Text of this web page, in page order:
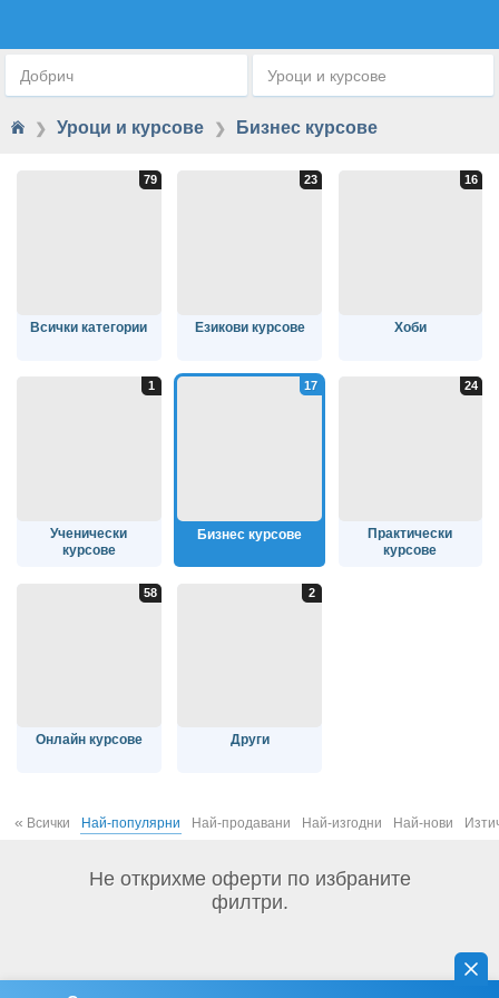
Добрич Уроци и курсове
❯ Уроци и курсове ❯ Бизнес курсове
Всички категории Езикови курсове Хоби
Ученически
курсове
Бизнес курсове
Практически
курсове
Онлайн курсове Други
« Всички Най-популярни Най-продавани Най-изгодни Най-нови
Не открихме оферти по избраните
филтри.